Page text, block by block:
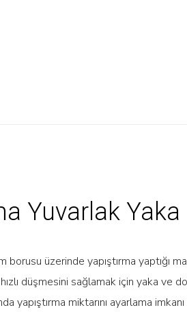
Yuvarlak Yaka
üzerinde yapıştırma yaptığı
düşmesini sağlamak için yaka
yapıştırma miktarını ayarlama